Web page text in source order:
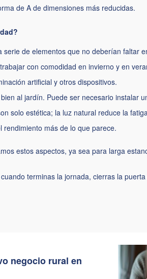
de A de dimensiones más reducidas.
de elementos que no deberían faltar
con comodidad en invierno y en
artificial y otros dispositivos.
al jardín. Puede ser necesario instalar
solo estética; la luz natural reduce la
más de lo que parece.
estos aspectos, ya sea para larga
terminas la jornada, cierras la
negocio rural en